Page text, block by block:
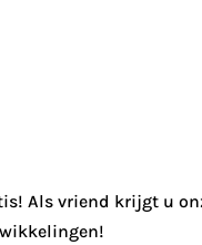
Als vriend krijgt u